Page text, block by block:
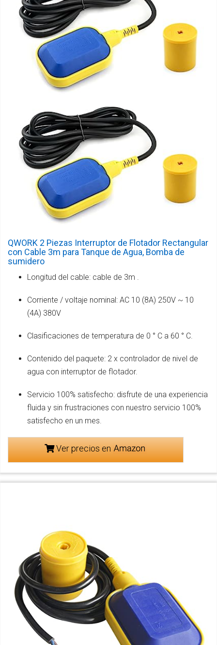
QWORK 2 Piezas Interruptor de Flotador Rectangular
con Cable 3m para Tanque de Agua, Bomba de
sumidero
Longitud del cable: cable de 3m .
Corriente / voltaje nominal: AC 10 (8A) 250V ~ 10
(4A) 380V
Clasificaciones de temperatura de 0 ° C a 60 ° C.
Contenido del paquete: 2 x controlador de nivel de
agua con interruptor de flotador.
Servicio 100% satisfecho: disfrute de una experiencia
fluida y sin frustraciones con nuestro servicio 100%
satisfecho en un mes.
Ver precios en